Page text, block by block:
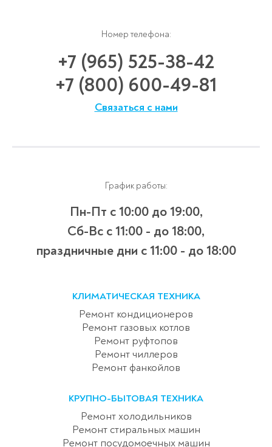
Номер телефона:
+7 (965) 525-38-42
+7 (800) 600-49-81
Связаться с нами
График работы:
Пн-Пт с 10:00 до 19:00,
Сб-Вс с 11:00 - до 18:00,
праздничные дни с 11:00 - до 18:00
КЛИМАТИЧЕСКАЯ ТЕХНИКА
Ремонт кондиционеров
Ремонт газовых котлов
Ремонт руфтопов
Ремонт чиллеров
Ремонт фанкойлов
КРУПНО-БЫТОВАЯ ТЕХНИКА
Ремонт холодильников
Ремонт стиральных машин
Ремонт посудомоечных машин